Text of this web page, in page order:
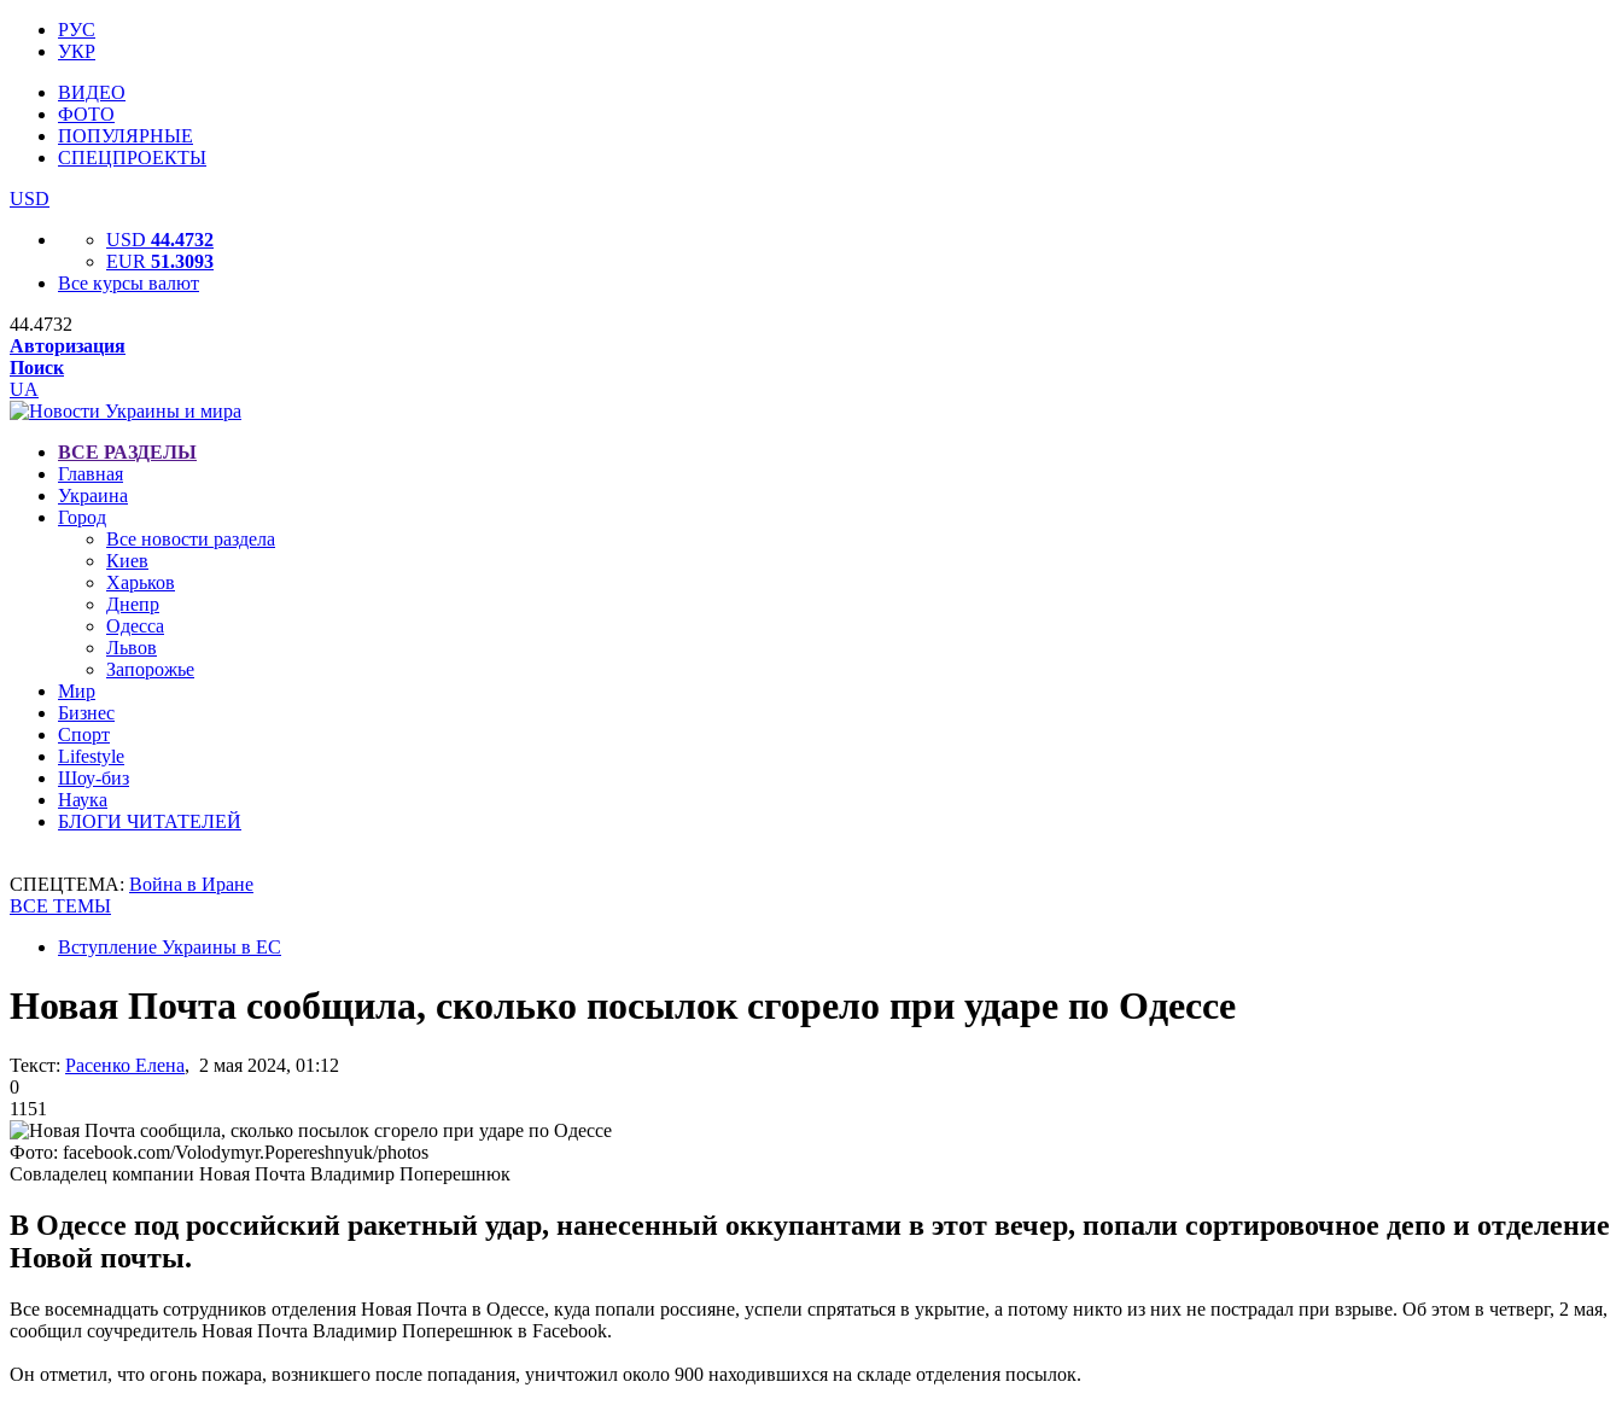
РУС
УКР
ВИДЕО
ФОТО
ПОПУЛЯРНЫЕ
СПЕЦПРОЕКТЫ
USD
USD 44.4732
EUR 51.3093
Все курсы валют
44.4732
Авторизация
Поиск
UA
ВСЕ РАЗДЕЛЫ
Главная
Украина
Город
Все новости раздела
Киев
Харьков
Днепр
Одесса
Львов
Запорожье
Мир
Бизнес
Спорт
Lifestyle
Шоу-биз
Наука
БЛОГИ ЧИТАТЕЛЕЙ
СПЕЦТЕМА: Война в Иране
ВСЕ ТЕМЫ
Вступление Украины в ЕС
Новая Почта сообщила, сколько посылок сгорело при ударе по Одессе
Текст: Расенко Елена, 2 мая 2024, 01:12
0
1151
Фото: facebook.com/Volodymyr.Popereshnyuk/photos
Совладелец компании Новая Почта Владимир Поперешнюк
В Одессе под российский ракетный удар, нанесенный оккупантами в этот вечер, попали сортировочное депо и отделение
Новой почты.
Все восемнадцать сотрудников отделения Новая Почта в Одессе, куда попали россияне, успели спрятаться в укрытие, а потому никто из них не пострадал при взрыве. Об этом в четверг, 2 мая,
сообщил соучредитель Новая Почта Владимир Поперешнюк в Facebook.
Он отметил, что огонь пожара, возникшего после попадания, уничтожил около 900 находившихся на складе отделения посылок.